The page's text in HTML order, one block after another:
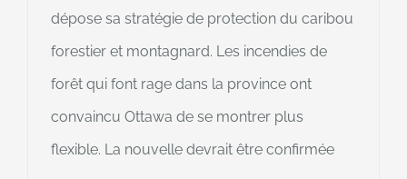
dépose sa stratégie de protection du caribou
forestier et montagnard. Les incendies de
forêt qui font rage dans la province ont
convaincu Ottawa de se montrer plus
flexible. La nouvelle devrait être confirmée